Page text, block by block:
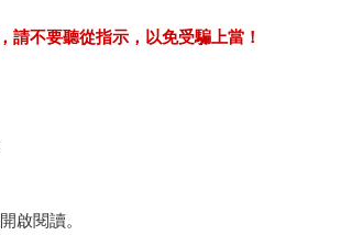
不要聽從指示，以免受騙上當！
啟閱讀。